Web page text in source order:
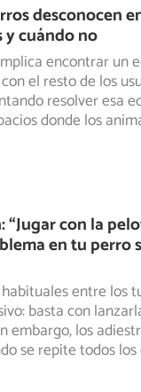
desconocen
y cuándo no
encontrar un
el resto de los
resolver esa
donde los
con la
en tu perro
entre los
basta con
embargo, los
se repite todos los